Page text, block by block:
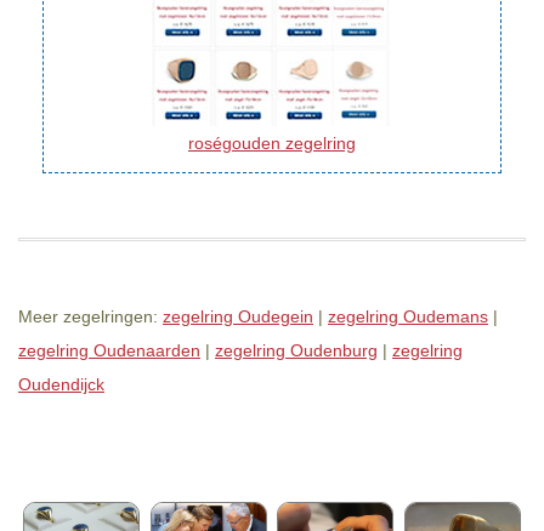
roségouden zegelring
Meer zegelringen: zegelring Oudegein | zegelring Oudemans |
zegelring Oudenaarden | zegelring Oudenburg | zegelring
Oudendijck